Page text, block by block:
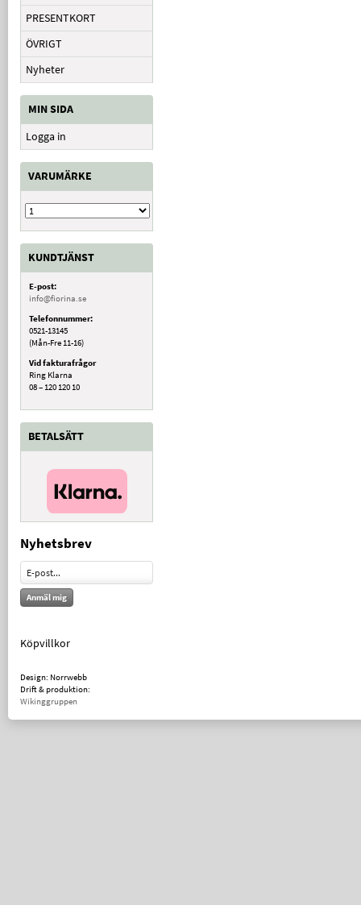
PRESENTKORT
ÖVRIGT
Nyheter
MIN SIDA
Logga in
VARUMÄRKE
KUNDTJÄNST
E-post:
info@fiorina.se
Telefonnummer:
0521-13145
(Mån-Fre 11-16)
Vid fakturafrågor
Ring Klarna
08 – 120 120 10
BETALSÄTT
Nyhetsbrev
Anmäl mig
Köpvillkor
Design: Norrwebb
Drift & produktion:
Wikinggruppen